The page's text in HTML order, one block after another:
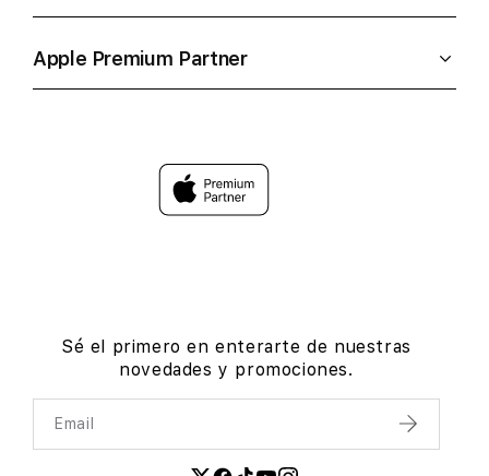
Apple Premium Partner
Sé el primero en enterarte de nuestras
novedades y promociones.
Email